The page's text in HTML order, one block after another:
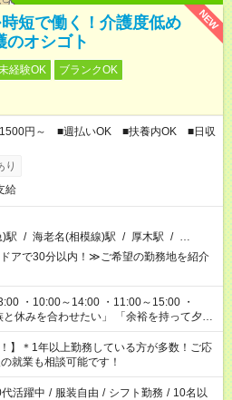
NEW
短で働く！介護度低め
のオシゴト
経験OK
ブランクOK
1500円～ ■週払いOK ■扶養内OK ■日収
り
給
駅 / 海老名(相模線)駅 / 厚木駅 / …
アで30分以内！≫ご希望の勤務地を紹介
・10:00～14:00 ・11:00～15:00 ・
きれば残業はしたくない」 など、ご希望
事で
もう1つのお仕事の勤務時間。 合計で週
応募できません。
】＊1年以上勤務している方が多数！ご応
就業も相談可能です！
活躍中 / 服装自由 / シフト勤務 / 10名以